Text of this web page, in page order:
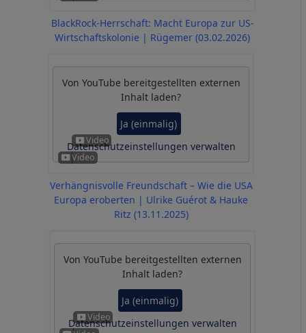
BlackRock-Herrschaft: Macht Europa zur US-
Wirtschaftskolonie | Rügemer (03.02.2026)
Von YouTube bereitgestellten externen
Inhalt laden?
Ja (einmalig)
Datenschutzeinstellungen verwalten
Verhängnisvolle Freundschaft – Wie die USA
Europa eroberten | Ulrike Guérot & Hauke
Ritz (13.11.2025)
Von YouTube bereitgestellten externen
Inhalt laden?
Ja (einmalig)
Datenschutzeinstellungen verwalten